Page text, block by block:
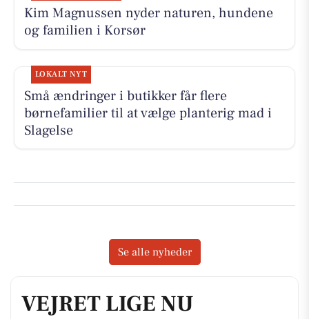
VEJRET LIGE NU
Kim Magnussen nyder naturen, hundene
og familien i Korsør
LOKALT NYT
Små ændringer i butikker får flere
børnefamilier til at vælge planterig mad i
Slagelse
Se alle nyheder